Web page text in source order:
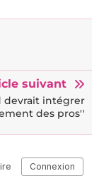
suivant
devrait intégrer
des pros''